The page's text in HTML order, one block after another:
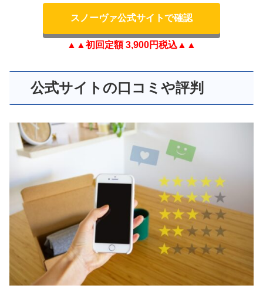
スノーヴァ公式サイトで確認
▲▲初回定額 3,900円税込▲▲
公式サイトの口コミや評判